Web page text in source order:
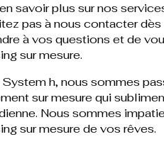
savoir plus sur nos
pas à nous contacter
à vos questions et de
sur mesure.
h, nous sommes
sur mesure qui
Nous sommes
sur mesure de vos rêves.